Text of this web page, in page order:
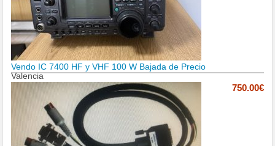
Vendo IC 7400 HF y VHF 100 W Bajada de Precio
Valencia
750.00€